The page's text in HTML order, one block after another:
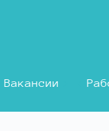
Вакансии